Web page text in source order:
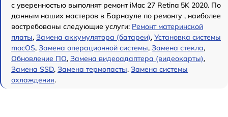
с уверенностью выполнят ремонт iMac 27 Retina 5K 2020. По
данным наших мастеров в Барнауле по ремонту , наиболее
востребованы следующие услуги: Ремонт материнской
платы, Замена аккумулятора (батареи), Установка системы
macOS, Замена операционной системы, Замена стекла,
Обновление ПО, Замена видеоадаптера (видеокарты),
Замена SSD, Замена термопасты, Замена системы
охлаждения.